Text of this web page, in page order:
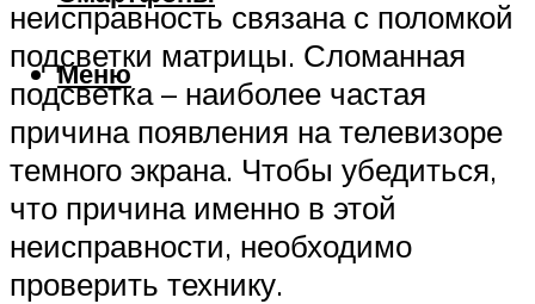
Меню
неисправность связана с поломкой
подсветки матрицы. Сломанная
подсветка – наиболее частая
причина появления на телевизоре
темного экрана. Чтобы убедиться,
что причина именно в этой
неисправности, необходимо
проверить технику.